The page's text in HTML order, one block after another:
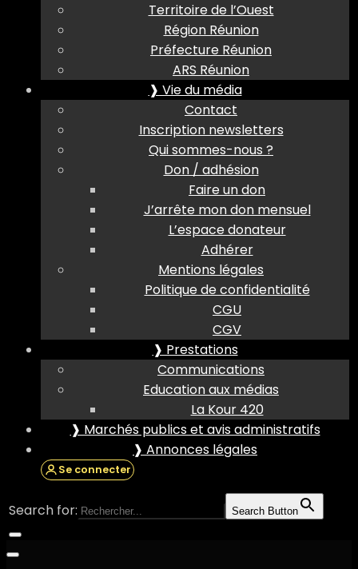
Territoire de l’Ouest
Région Réunion
Préfecture Réunion
ARS Réunion
❱ Vie du média
Contact
Inscription newsletters
Qui sommes-nous ?
Don / adhésion
Faire un don
J’arrête mon don mensuel
L’espace donateur
Adhérer
Mentions légales
Politique de confidentialité
CGU
CGV
❱ Prestations
Communications
Education aux médias
La Kour 420
❱ Marchés publics et avis administratifs
❱ Annonces légales
Se connecter
Search for: Search Button